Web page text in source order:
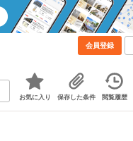
会員登録
お気に入り 保存した条件 閲覧履歴